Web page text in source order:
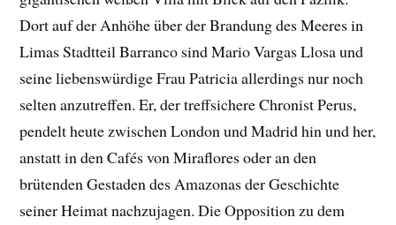
Dort auf der Anhöhe über der Brandung des Meeres in
Limas Stadtteil Barranco sind Mario Vargas Llosa und
seine liebenswürdige Frau Patricia allerdings nur noch
selten anzutreffen. Er, der treffsichere Chronist Perus,
pendelt heute zwischen London und Madrid hin und her,
anstatt in den Cafés von Miraflores oder an den
brütenden Gestaden des Amazonas der Geschichte
seiner Heimat nachzujagen. Die Opposition zu dem